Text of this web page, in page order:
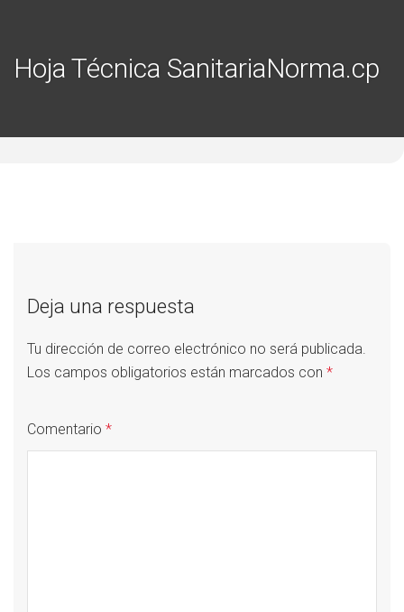
Hoja Técnica SanitariaNorma.cp
Deja una respuesta
Tu dirección de correo electrónico no será publicada.
Los campos obligatorios están marcados con *
Comentario *